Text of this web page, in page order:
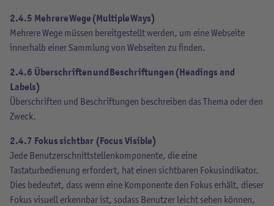
2.4.5 Mehrere Wege (Multiple Ways)
Mehrere Wege müssen bereitgestellt werden, um eine Webseite
innerhalb einer Sammlung von Webseiten zu finden.
2.4.6 Überschriften und Beschriftungen (Headings and
Labels)
Überschriften und Beschriftungen beschreiben das Thema oder den
Zweck.
2.4.7 Fokus sichtbar (Focus Visible)
Jede Benutzerschnittstellenkomponente, die eine
Tastaturbedienung erfordert, hat einen sichtbaren Fokusindikator.
Dies bedeutet, dass wenn eine Komponente den Fokus erhält, dieser
Fokus visuell erkennbar ist, sodass Benutzer leicht sehen können,